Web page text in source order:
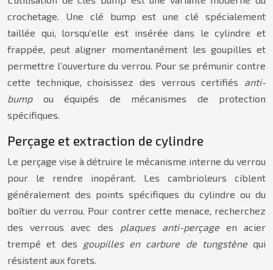
crochetage. Une clé bump est une clé spécialement
taillée qui, lorsqu’elle est insérée dans le cylindre et
frappée, peut aligner momentanément les goupilles et
permettre l’ouverture du verrou. Pour se prémunir contre
cette technique, choisissez des verrous certifiés anti-
bumpou équipés de mécanismes de protection
spécifiques.
Perçage et extraction de cylindre
Le perçage vise à détruire le mécanisme interne du verrou
pour le rendre inopérant. Les cambrioleurs ciblent
généralement des points spécifiques du cylindre ou du
boîtier du verrou. Pour contrer cette menace, recherchez
des verrous avec des plaques anti-perçageen acier
trempé et des
goupilles en carbure de tungstènequi
résistent aux forets.